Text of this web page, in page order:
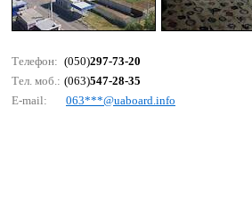
Телефон: (050)297-73-20
Тел. моб.: (063)547-28-35
E-mail:
063***@uаbоаrd.infо